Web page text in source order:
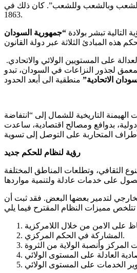
من الشعب وبالشعب وللشعب”. كان ذلك في
1863.
“جمهورية السودان
على المستويين الولائي والاتحادي.
لجذور النزاعات في السودان، تبدو
الاتحادية”
التاريخية للشمال إلى “انتفاضة
بدوافع ومصالح اقتصادية، ساعدت
رؤية لنظام للحكم جديد
الثقافي، وتطلعات المناطق المختلفة
لتدمير بعضها البعض. فقد ثبت أن
المشاركة في الحكم المركزي.